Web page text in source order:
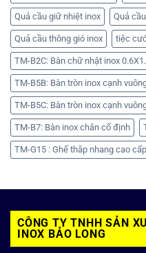
Quả cầu giữ nhiệt inox Quả
Quả cầu thông gió inox tiệc
TM-B2C: Bàn chữ nhật inox
TM-B5B: Bàn tròn inox cạnh
TM-B5C: Bàn tròn inox cạnh
TM-B7: Bàn inox chân cố định
TM-G15 : Ghế thắp nhang cao cấp
CÔNG TY TNHH SẢN
INOX BẢO LONG